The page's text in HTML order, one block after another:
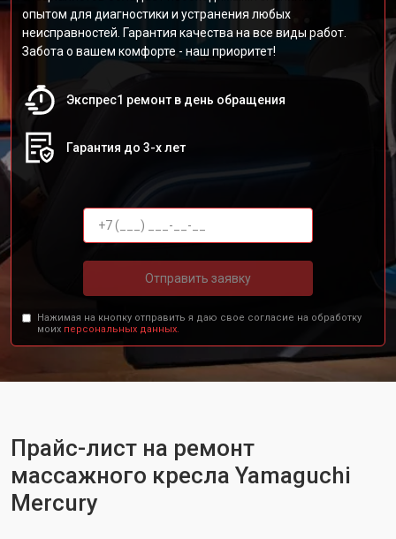
опытом для диагностики и устранения любых
неисправностей. Гарантия качества на все виды работ.
Забота о вашем комфорте - наш приоритет!
Экспрес1 ремонт в день обращения
Гарантия до 3-х лет
Отправить заявку
Нажимая на кнопку отправить я даю свое согласие на обработку
моих персональных данных.
Прайс-лист на ремонт
массажного кресла Yamaguchi
Mercury